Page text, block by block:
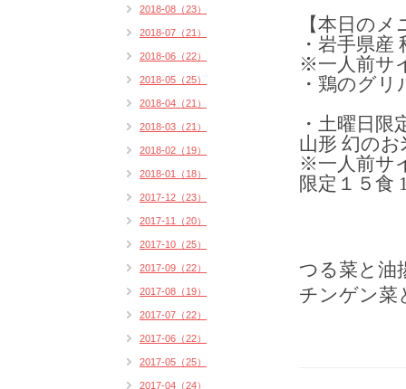
【本日のメ
・岩手県産
※一人前サ
・鶏のグ
・土曜日限
山形 幻の
※一人前サ
限定１５食
つる菜と油
チンゲン菜
2018-08（23）
2018-07（21）
2018-06（22）
2018-05（25）
2018-04（21）
2018-03（21）
2018-02（19）
2018-01（18）
2017-12（23）
2017-11（20）
2017-10（25）
2017-09（22）
2017-08（19）
2017-07（22）
2017-06（22）
2017-05（25）
2017-04（24）